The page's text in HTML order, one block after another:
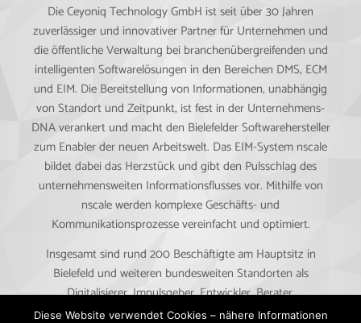
Die Ceyoniq Technology GmbH ist seit über 30 Jahren
zuverlässiger und innovativer Partner für Unternehmen und
die öffentliche Verwaltung bei branchenübergreifenden und
intelligenten Softwarelösungen in den Bereichen DMS, ECM
und EIM. Die Bereitstellung von Informationen, unabhängig
von Standort und Zeitpunkt, ist fest in der Unternehmens-
DNA verankert und macht den Bielefelder Softwarehersteller
zum Enabler der neuen Arbeitswelt. Das EIM-System nscale
bildet dabei das Herzstück und gibt den Pulsschlag des
unternehmensweiten Informationsflusses vor. Mithilfe von
nscale werden komplexe Geschäfts- und
Kommunikationsprozesse vereinfacht und optimiert.
Insgesamt sind rund 200 Beschäftigte am Hauptsitz in
Bielefeld und weiteren bundesweiten Standorten als
Digitalisierer, Impulsgeber, Entwickler, Berater,
Prozessoptimierer und Möglichmacher im Einsatz. Die
Diese Website verwendet Cookies – nähere Informationen